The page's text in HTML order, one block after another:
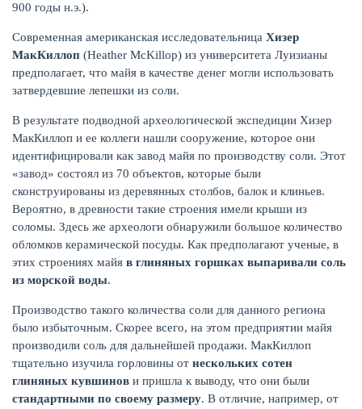
900 годы н.э.).
Современная американская исследовательница Хизер
МакКиллоп (Heather McKillop) из университета Луизианы
предполагает, что майя в качестве денег могли использовать
затвердевшие лепешки из соли.
В результате подводной археологической экспедиции Хизер
МакКиллоп и ее коллеги нашли сооружение, которое они
идентифицировали как завод майя по производству соли. Этот
«завод» состоял из 70 объектов, которые были
сконструированы из деревянных столбов, балок и клиньев.
Вероятно, в древности такие строения имели крыши из
соломы. Здесь же археологи обнаружили большое количество
обломков керамической посуды. Как предполагают ученые, в
этих строениях майя в глиняных горшках выпаривали соль
из морской воды.
Производство такого количества соли для данного региона
было избыточным. Скорее всего, на этом предприятии майя
производили соль для дальнейшей продажи. МакКиллоп
тщательно изучила горловины от нескольких сотен
глиняных кувшинов и пришла к выводу, что они были
стандартными по своему размеру. В отличие, например, от